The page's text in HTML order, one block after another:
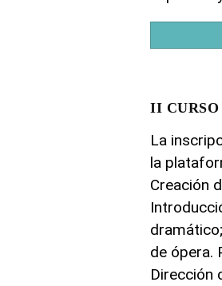
II CURSO
La
la
Creación
de ópera.
Dirección